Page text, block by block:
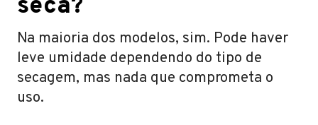
seca?
Na maioria dos modelos, sim. Pode haver
leve umidade dependendo do tipo de
secagem, mas nada que comprometa o
uso.